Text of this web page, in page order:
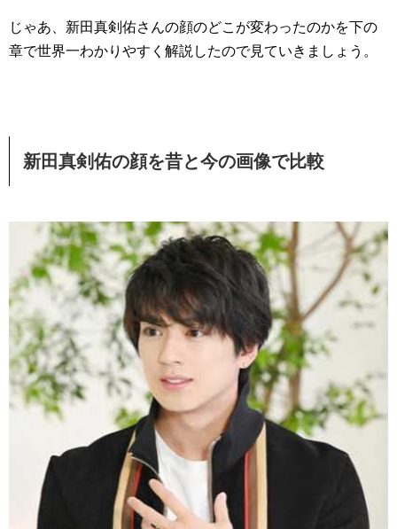
じゃあ、新田真剣佑さんの顔のどこが変わったのかを下の
章で世界一わかりやすく解説したので見ていきましょう。
新田真剣佑の顔を昔と今の画像で比較